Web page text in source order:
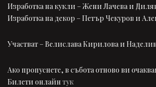
Изработка на кукли – Жени Лачева и
Изработка на декор – Петър Чекуров и
Участват – Велислава Кирилова и
Ако пропуснете, в събота отново ви
Билети онлайн тук